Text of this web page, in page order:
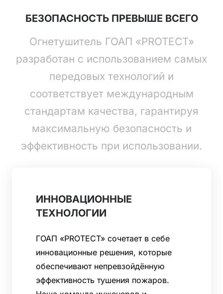
БЕЗОПАСНОСТЬ ПРЕВЫШЕ ВСЕГО
Огнетушитель ГОАП «PROTECT»
разработан с использованием самых
передовых технологий и
соответствует международным
стандартам качества, гарантируя
максимальную безопасность и
эффективность при использовании.
ИННОВАЦИОННЫЕ
ТЕХНОЛОГИИ
ГОАП «PROTECT» сочетает в себе
инновационные решения, которые
обеспечивают непревзойдённую
эффективность тушения пожаров.